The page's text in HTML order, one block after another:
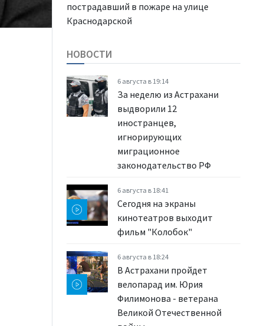
пострадавший в пожаре на улице
Краснодарской
НОВОСТИ
6 августа в 19:14
За неделю из Астрахани
выдворили 12
иностранцев,
игнорирующих
миграционное
законодательство РФ
6 августа в 18:41
Сегодня на экраны
кинотеатров выходит
фильм "Колобок"
6 августа в 18:24
В Астрахани пройдет
велопарад им. Юрия
Филимонова - ветерана
Великой Отечественной